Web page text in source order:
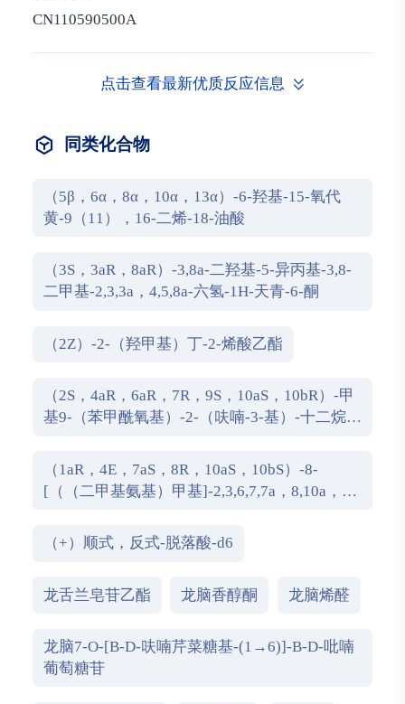
CN110590500A
点击查看最新优质反应信息
同类化合物
（5β，6α，8α，10α，13α）-6-羟基-15-氧代
黄-9（11），16-二烯-18-油酸
（3S，3aR，8aR）-3,8a-二羟基-5-异丙基-3,8-
二甲基-2,3,3a，4,5,8a-六氢-1H-天青-6-酮
（2Z）-2-（羟甲基）丁-2-烯酸乙酯
（2S，4aR，6aR，7R，9S，10aS，10bR）-甲
基9-（苯甲酰氧基）-2-（呋喃-3-基）-十二烷
亚甲基-7-羧酸盐
（1aR，4E，7aS，8R，10aS，10bS）-8-
[（（二甲基氨基）甲基]-2,3,6,7,7a，8,10a，
[1,2-b]呋喃-9（1aH）-酮
（+）顺式，反式-脱落酸-d6
龙舌兰皂苷乙酯 龙脑香醇酮 龙脑烯醛
龙脑7-O-[Β-D-呋喃芹菜糖基-(1→6)]-Β-D-吡喃
葡萄糖苷